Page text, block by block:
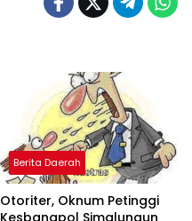
Berita Daerah
Otoriter, Oknum Petinggi